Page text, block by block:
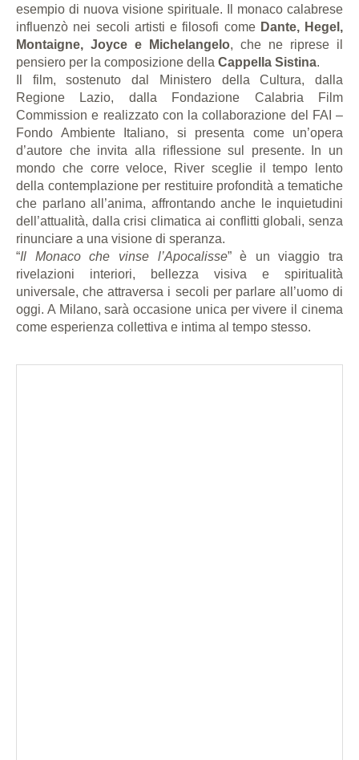
esempio di nuova visione spirituale. Il monaco calabrese
influenzò nei secoli artisti e filosofi come Dante, Hegel,
Montaigne, Joyce e Michelangelo, che ne riprese il
pensiero per la composizione della Cappella Sistina.
Il film, sostenuto dal Ministero della Cultura, dalla
Regione Lazio, dalla Fondazione Calabria Film
Commission e realizzato con la collaborazione del FAI –
Fondo Ambiente Italiano, si presenta come un’opera
d’autore che invita alla riflessione sul presente. In un
mondo che corre veloce, River sceglie il tempo lento
della contemplazione per restituire profondità a tematiche
che parlano all’anima, affrontando anche le inquietudini
dell’attualità, dalla crisi climatica ai conflitti globali, senza
rinunciare a una visione di speranza.
“Il Monaco che vinse l’Apocalisse” è un viaggio tra
rivelazioni interiori, bellezza visiva e spiritualità
universale, che attraversa i secoli per parlare all’uomo di
oggi. A Milano, sarà occasione unica per vivere il cinema
come esperienza collettiva e intima al tempo stesso.